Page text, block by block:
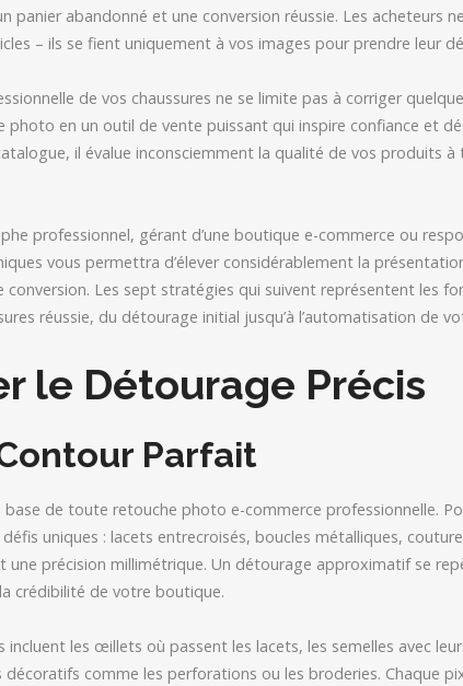
panier abandonné et une conversion réussie. Les acheteurs
– ils se fient uniquement à vos images pour prendre leur
de vos chaussures ne se limite pas à corriger
photo en un outil de vente puissant qui inspire confiance et
il évalue inconsciemment la qualité de vos produits à
professionnel, gérant d’une boutique e-commerce ou
vous permettra d’élever considérablement la
conversion. Les sept stratégies qui suivent représentent les
réussie, du détourage initial jusqu’à l’automatisation de
le Détourage Précis
Parfait
de toute retouche photo e-commerce professionnelle.
uniques : lacets entrecroisés, boucles métalliques,
une précision millimétrique. Un détourage approximatif se
crédibilité de votre boutique.
incluent les œillets où passent les lacets, les semelles avec
comme les perforations ou les broderies. Chaque